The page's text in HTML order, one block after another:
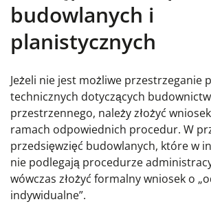
budowlanych i
planistycznych
Jeżeli nie jest możliwe przestrzeganie
technicznych dotyczących
przestrzennego, należy złożyć
ramach odpowiednich procedur. W
przedsięwzięć budowlanych, które w
nie podlegają procedurze
wówczas złożyć formalny wniosek o
indywidualne”.